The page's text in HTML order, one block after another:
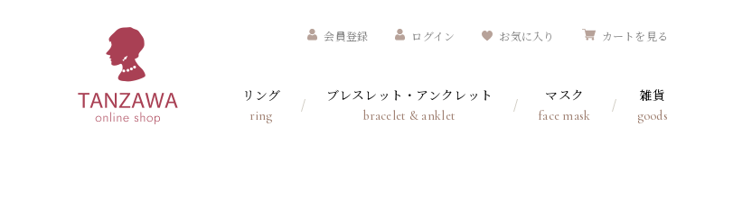
会員登録 ログイン お気に入り カートを見る
リング
ring
ブレスレット・アンクレット
bracelet & anklet
マスク
face mask
雑貨
goods